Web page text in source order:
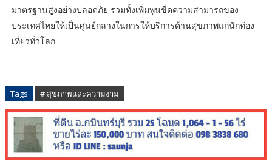
มาตรฐานสูงอย่างปลอดภัย รวมทั้งเพิ่มพูนขีดความสามารถของ
ประเทศไทยให้เป็นศูนย์กลางในการให้บริการด้านสุขภาพแก่นักท่อง
เที่ยวทั่วโลก
Tags # สุขภาพและความงาม